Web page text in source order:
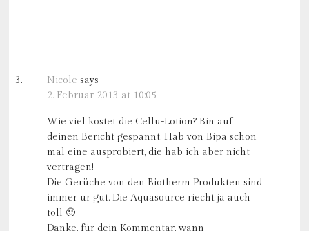
Nicole says
2. Februar 2013 at 10:05
Wie viel kostet die Cellu-Lotion? Bin auf
deinen Bericht gespannt. Hab von Bipa schon
mal eine ausprobiert, die hab ich aber nicht
vertragen!
Die Gerüche von den Biotherm Produkten sind
immer ur gut. Die Aquasource riecht ja auch
toll 🙂
Danke, für dein Kommentar, wann